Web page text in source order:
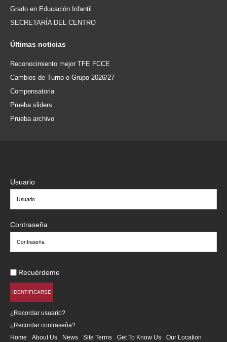
Grado en Educación Infantil
SECRETARÍA DEL CENTRO
Últimas noticias
Reconocimiento mejor TFE FCCE
Cambios de Turno o Grupo 2026/27
Compensatoria
Prueba sliders
Prueba archivo
Usuario
Contraseña
Recuérdeme
IDENTIFICARSE
¿Recordar usuario?
¿Recordar contraseña?
Home
About Us News Site Terms Get To Know Us Our Location